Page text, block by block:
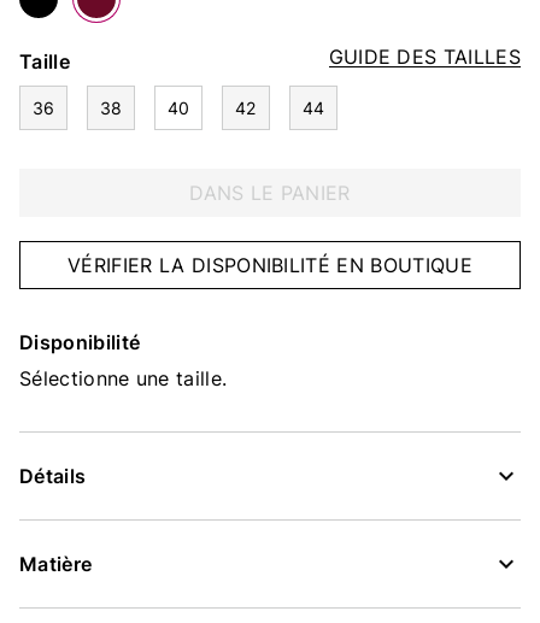
GUIDE DES TAILLES
Taille
36 38 40 42 44
DANS LE PANIER
VÉRIFIER LA DISPONIBILITÉ EN BOUTIQUE
Disponibilité
Sélectionne une taille.
Détails
Matière